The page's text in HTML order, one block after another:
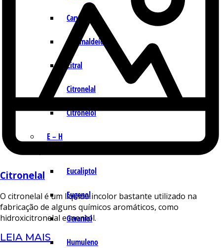
Carvona
Cinamaldeído
Citral
Citronelal
Citronelol
E – H
Eucaliptol
Eugenol
Geraniol
Humuleno
Citronelal
O citronelal é um líquido incolor bastante utilizado na
fabricação de alguns químicos aromáticos, como
hidroxicitronelal e mentol.
LEIA MAIS